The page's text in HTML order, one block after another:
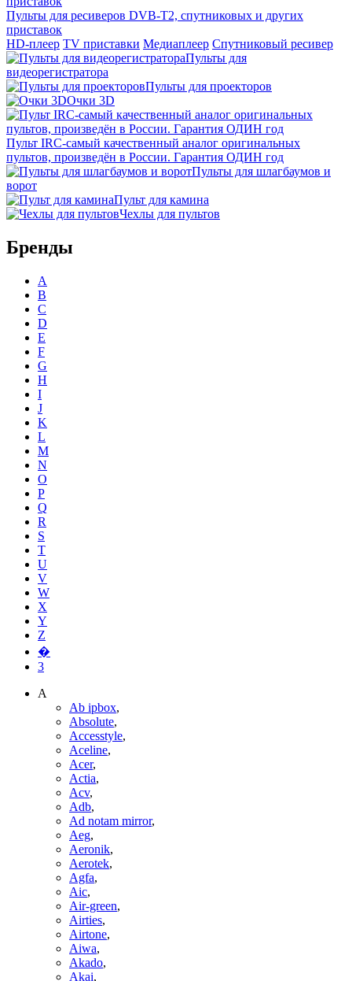
Пульты для ресиверов DVB-T2, спутниковых и других
приставок
HD-плеер TV приставки Медиаплеер Спутниковый ресивер
Пульты для
видеорегистратора
Пульты для проекторов
Очки 3D
Пульт IRC-самый качественный аналог оригинальных
пультов, произведён в России. Гарантия ОДИН год
Пульты для шлагбаумов и
ворот
Пульт для камина
Чехлы для пультов
Бренды
A
B
C
D
E
F
G
H
I
J
K
L
M
N
O
P
Q
R
S
T
U
V
W
X
Y
Z
�
3
A
Ab ipbox,
Absolute,
Accesstyle,
Aceline,
Acer,
Actia,
Acv,
Adb,
Ad notam mirror,
Aeg,
Aeronik,
Aerotek,
Agfa,
Aic,
Air-green,
Airties,
Airtone,
Aiwa,
Akado,
Akai,